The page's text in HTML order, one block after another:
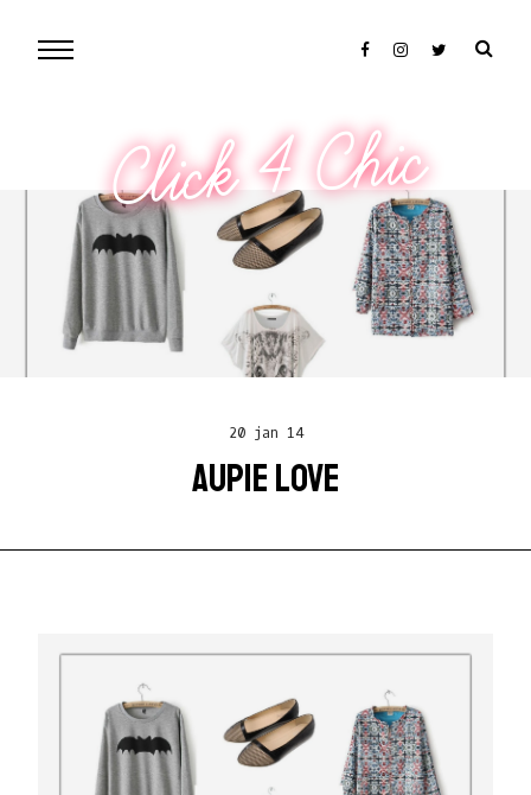
Click 4 Chic
20 jan 14
AUPIE LOVE